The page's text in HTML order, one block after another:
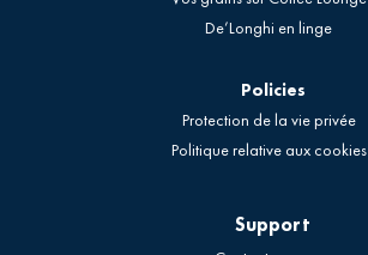
De’Longhi en linge
Policies
Protection de la vie privée
Politique relative aux cookies
Support